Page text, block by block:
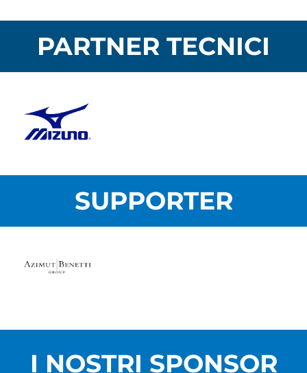
PARTNER TECNICI
SUPPORTER
I NOSTRI SPONSOR